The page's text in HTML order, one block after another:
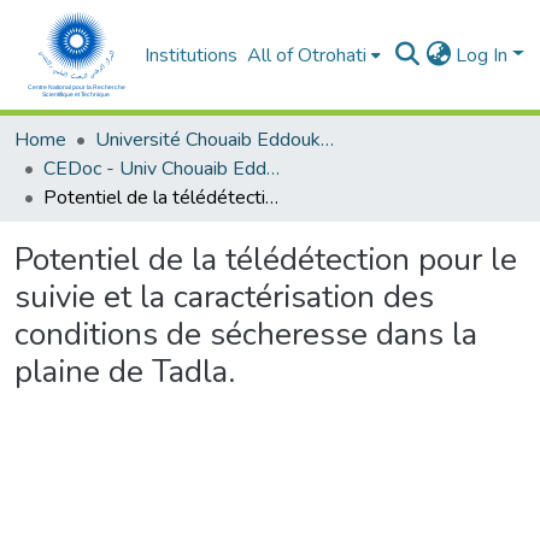
Institutions All of Otrohati Log In
Home
Université Chouaib Eddoukali - El Jadida
CEDoc - Univ Chouaib Eddoukali
Potentiel de la télédétection pour le suivie et la caractérisation des conditions de sécheresse dans la plaine de Tadla.
Potentiel de la télédétection pour le
suivie et la caractérisation des
conditions de sécheresse dans la
plaine de Tadla.